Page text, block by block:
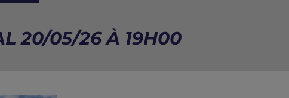
20/05/26 À 19H00